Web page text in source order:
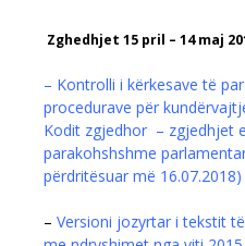
Zghedhjet 15 pril – 14 maj
– Kontrolli i kërkesave të
procedurave për
Kodit zgjedhor – zgjedhjet
parakohshshme
përdritësuar më 16.07.2018)
– Versioni jozyrtar i tekstit